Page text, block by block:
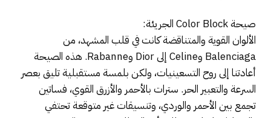
صيحة Color Block الجريئة:
الألوان القوية والمتناقضة كانت في قلب المشهد، من
Balenciaga وCeline إلى Dior وRabanne. هذه الصيحة
أعادتنا إلى روح التسعينيات، ولكن بلمسة مستقبلية تليق بعصر
السرعة والتعبير الحر. سترات بالأحمر والأزرق القوي، فساتين
تجمع بين الأحمر والوردي، وتنسيقات غير متوقعة تحتفي